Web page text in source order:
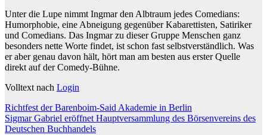
Unter die Lupe nimmt Ingmar den Albtraum jedes Comedians:
Humorphobie, eine Abneigung gegenüber Kabarettisten, Satiriker
und Comedians. Das Ingmar zu dieser Gruppe Menschen ganz
besonders nette Worte findet, ist schon fast selbstverständlich. Was
er aber genau davon hält, hört man am besten aus erster Quelle
direkt auf der Comedy-Bühne.
Volltext nach Login
Beitragsnavigation
Richtfest der Barenboim-Said Akademie in Berlin
Sigmar Gabriel eröffnet Hauptversammlung des Börsenvereins des
Deutschen Buchhandels